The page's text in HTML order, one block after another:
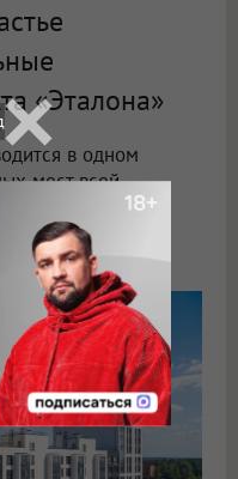
«Эталона»
в одном
мест всей
расположение
преимущества
жизни.